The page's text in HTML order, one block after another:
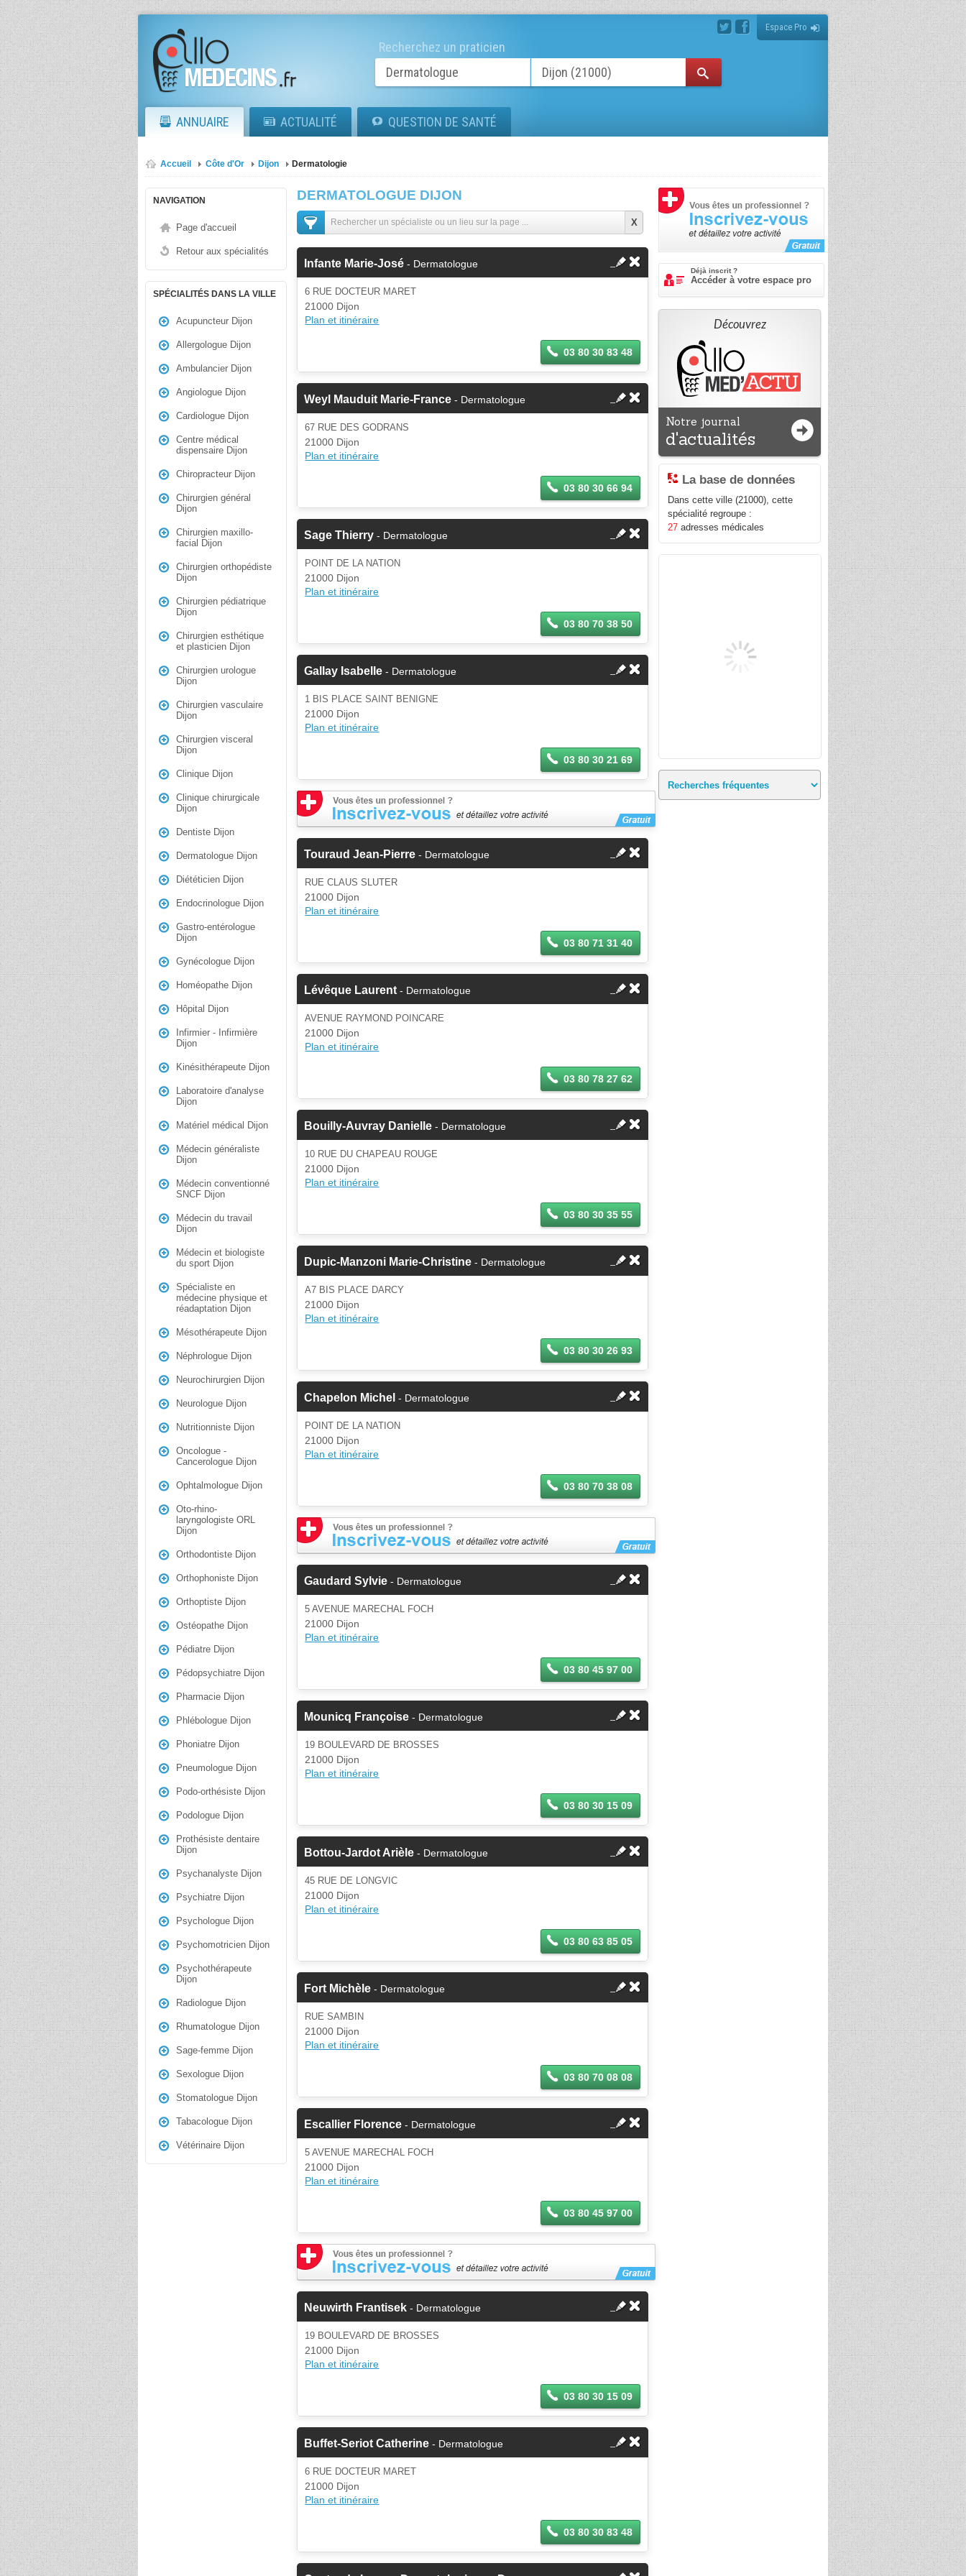
Espace Pro
Recherchez un praticien
ANNUAIRE ACTUALITÉ QUESTION DE SANTÉ
Accueil Côte d'Or Dijon Dermatologie
NAVIGATION
Page d'accueil
Retour aux spécialités
SPÉCIALITÉS DANS LA VILLE
Acupuncteur Dijon
Allergologue Dijon
Ambulancier Dijon
Angiologue Dijon
Cardiologue Dijon
Centre médical
dispensaire Dijon
Chiropracteur Dijon
Chirurgien général
Dijon
Chirurgien maxillo-
facial Dijon
Chirurgien orthopédiste
Dijon
Chirurgien pédiatrique
Dijon
Chirurgien esthétique
et plasticien Dijon
Chirurgien urologue
Dijon
Chirurgien vasculaire
Dijon
Chirurgien visceral
Dijon
Clinique Dijon
Clinique chirurgicale
Dijon
Dentiste Dijon
Dermatologue Dijon
Diététicien Dijon
Endocrinologue Dijon
Gastro-entérologue
Dijon
Gynécologue Dijon
Homéopathe Dijon
Hôpital Dijon
Infirmier - Infirmière
Dijon
Kinésithérapeute Dijon
Laboratoire d'analyse
Dijon
Matériel médical Dijon
Médecin généraliste
Dijon
Médecin conventionné
SNCF Dijon
Médecin du travail
Dijon
Médecin et biologiste
du sport Dijon
Spécialiste en
médecine physique et
réadaptation Dijon
Mésothérapeute Dijon
Néphrologue Dijon
Neurochirurgien Dijon
Neurologue Dijon
Nutritionniste Dijon
Oncologue -
Cancerologue Dijon
Ophtalmologue Dijon
Oto-rhino-
laryngologiste ORL
Dijon
Orthodontiste Dijon
Orthophoniste Dijon
Orthoptiste Dijon
Ostéopathe Dijon
Pédiatre Dijon
Pédopsychiatre Dijon
Pharmacie Dijon
Phlébologue Dijon
Phoniatre Dijon
Pneumologue Dijon
Podo-orthésiste Dijon
Podologue Dijon
Prothésiste dentaire
Dijon
Psychanalyste Dijon
Psychiatre Dijon
Psychologue Dijon
Psychomotricien Dijon
Psychothérapeute
Dijon
Radiologue Dijon
Rhumatologue Dijon
Sage-femme Dijon
Sexologue Dijon
Stomatologue Dijon
Tabacologue Dijon
Vétérinaire Dijon
DERMATOLOGUE DIJON
Infante Marie-José - Dermatologue
6 RUE DOCTEUR MARET
21000 Dijon
Plan et itinéraire
03 80 30 83 48
Weyl Mauduit Marie-France - Dermatologue
67 RUE DES GODRANS
21000 Dijon
Plan et itinéraire
03 80 30 66 94
Sage Thierry - Dermatologue
POINT DE LA NATION
21000 Dijon
Plan et itinéraire
03 80 70 38 50
Gallay Isabelle - Dermatologue
1 BIS PLACE SAINT BENIGNE
21000 Dijon
Plan et itinéraire
03 80 30 21 69
Touraud Jean-Pierre - Dermatologue
RUE CLAUS SLUTER
21000 Dijon
Plan et itinéraire
03 80 71 31 40
Lévêque Laurent - Dermatologue
AVENUE RAYMOND POINCARE
21000 Dijon
Plan et itinéraire
03 80 78 27 62
Bouilly-Auvray Danielle - Dermatologue
10 RUE DU CHAPEAU ROUGE
21000 Dijon
Plan et itinéraire
03 80 30 35 55
Dupic-Manzoni Marie-Christine - Dermatologue
A7 BIS PLACE DARCY
21000 Dijon
Plan et itinéraire
03 80 30 26 93
Chapelon Michel - Dermatologue
POINT DE LA NATION
21000 Dijon
Plan et itinéraire
03 80 70 38 08
Gaudard Sylvie - Dermatologue
5 AVENUE MARECHAL FOCH
21000 Dijon
Plan et itinéraire
03 80 45 97 00
Mounicq Françoise - Dermatologue
19 BOULEVARD DE BROSSES
21000 Dijon
Plan et itinéraire
03 80 30 15 09
Bottou-Jardot Arièle - Dermatologue
45 RUE DE LONGVIC
21000 Dijon
Plan et itinéraire
03 80 63 85 05
Fort Michèle - Dermatologue
RUE SAMBIN
21000 Dijon
Plan et itinéraire
03 80 70 08 08
Escallier Florence - Dermatologue
5 AVENUE MARECHAL FOCH
21000 Dijon
Plan et itinéraire
03 80 45 97 00
Neuwirth Frantisek - Dermatologue
19 BOULEVARD DE BROSSES
21000 Dijon
Plan et itinéraire
03 80 30 15 09
Buffet-Seriot Catherine - Dermatologue
6 RUE DOCTEUR MARET
21000 Dijon
Plan et itinéraire
03 80 30 83 48
Déjà inscrit ?
Accéder à votre espace pro
Découvrez
Notre journal
d'actualités
La base de données
Dans cette ville (21000), cette
spécialité regroupe :
27 adresses médicales